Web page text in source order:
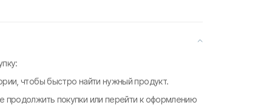
чтобы быстро найти нужный продукт.
продолжить покупки или перейти к оформлению